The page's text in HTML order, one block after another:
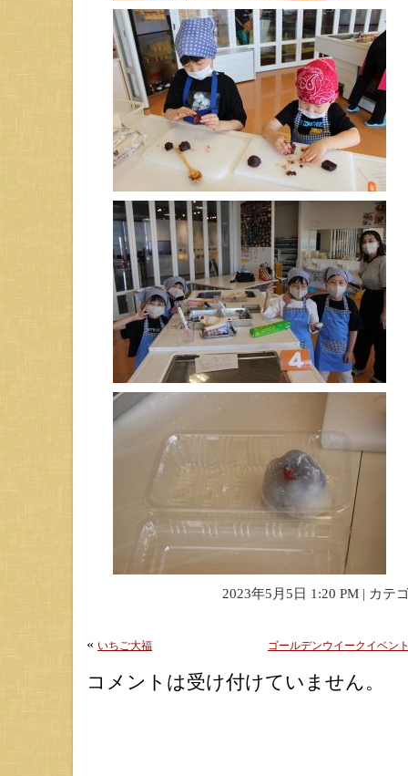
2023年5月5日 1:20 PM | カテ
« いちご大福 ゴールデンウイークイベン
コメントは受け付けていません。